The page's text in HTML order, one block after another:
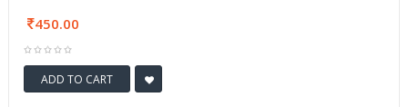
450.00
ADD TO CART